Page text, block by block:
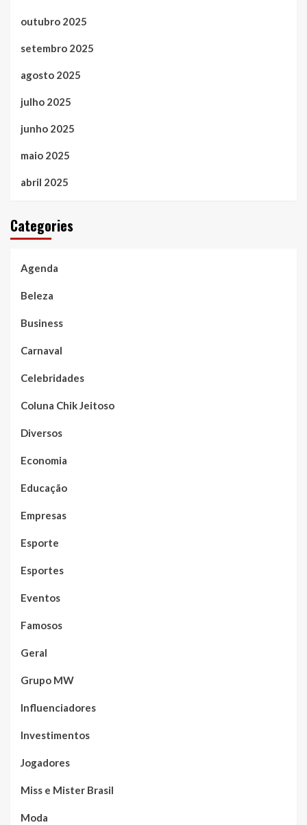
outubro 2025
setembro 2025
agosto 2025
julho 2025
junho 2025
maio 2025
abril 2025
Categories
Agenda
Beleza
Business
Carnaval
Celebridades
Coluna Chik Jeitoso
Diversos
Economia
Educação
Empresas
Esporte
Esportes
Eventos
Famosos
Geral
Grupo MW
Influenciadores
Investimentos
Jogadores
Miss e Mister Brasil
Moda